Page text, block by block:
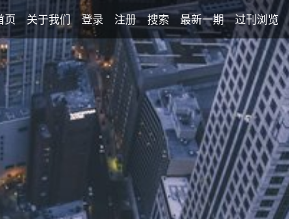
页 关于我们 登录 注册 搜索 最新一期 过刊浏览